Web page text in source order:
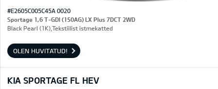
#E2605C005C45A 0020
Sportage 1,6 T-GDI (150AG) LX Plus 7DCT 2WD
Black Pearl (1K),Tekstiilist istmekatted
OLEN HUVITATUD!
KIA SPORTAGE FL HEV